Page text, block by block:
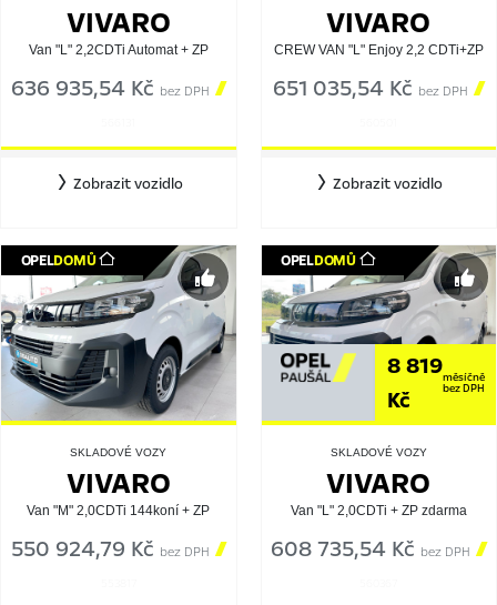
VIVARO
Van "L" 2,2CDTi Automat + ZP
636 935,54 Kč bez DPH 
Zobrazit vozidlo
VIVARO
CREW VAN "L" Enjoy 2,2 CDTi+ZP
651 035,54 Kč bez DPH 
Zobrazit vozidlo
OPELDOMŮ
SKLADOVÉ VOZY
VIVARO
Van "M" 2,0CDTi 144koní + ZP
550 924,79 Kč bez DPH 
OPELDOMŮ
8 819
Kč
měsíčně
bez DPH
SKLADOVÉ VOZY
VIVARO
Van "L" 2,0CDTi + ZP zdarma
608 735,54 Kč bez DPH 